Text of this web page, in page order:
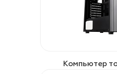
Компьютер